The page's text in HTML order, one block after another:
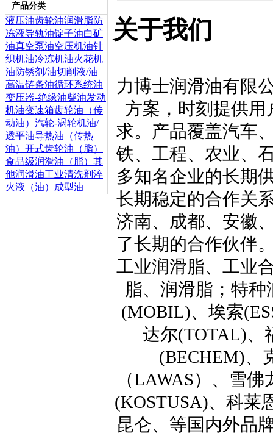
产品分类
液压油齿轮油润滑脂防
冻液导轨油锭子油白矿
油真空泵油空压机油针
织机油冷冻机油火花机
油防锈剂/油切削液/油
高温链条油循环系统油
变压器-绝缘油柴油发动
机油变速箱齿轮油（传
动油） 汽轮-涡轮机油/
透平油导热油（传热
油） 开式齿轮油（脂）
食品级润滑油（脂） 其
他润滑油工业清洗剂 淬
火液（油）
成型油
关于我们
力博士润滑油有限
方案，时刻提供
求。产品覆盖汽车
铁、工程、农业、
多知名企业的长期
长期稳定的合作关
济南、成都、安徽
了长期的合作伙伴
工业润滑脂、工业
脂、润滑脂；特
(MOBIL)、埃索
达尔(TOTAL)、
(BECHEM)、
（LAWAS）、雪
(KOSTUSA)、科莱
昆仑、等国内外品